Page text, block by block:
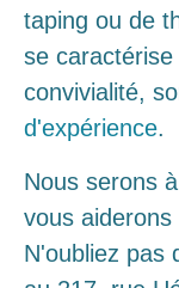
taping ou de
se
convivialité,
d'expérience.
Nous serons
vous
N'oubliez pas